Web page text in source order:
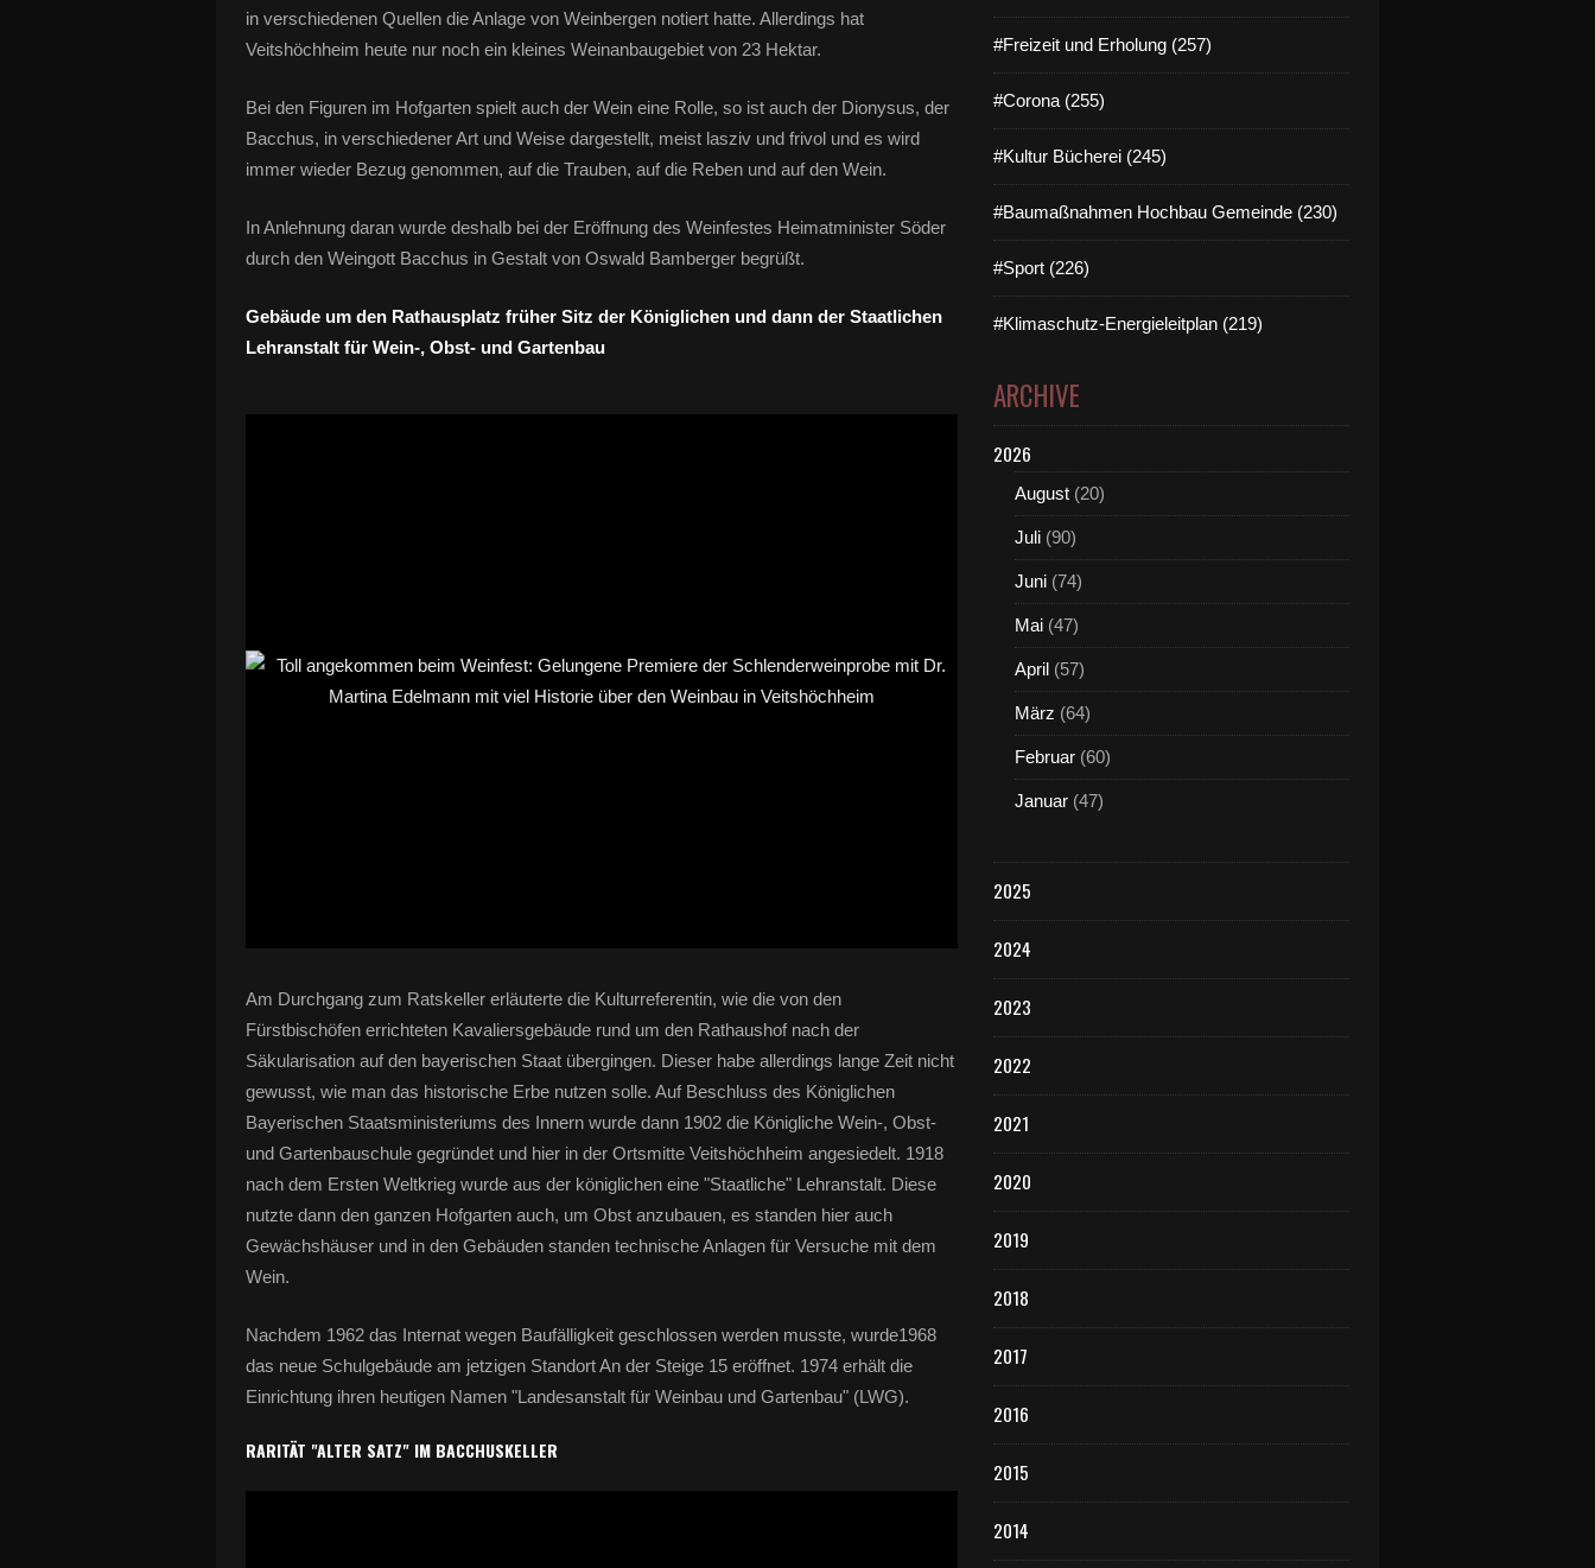
in verschiedenen Quellen die Anlage von Weinbergen notiert hatte. Allerdings hat
Veitshöchheim heute nur noch ein kleines Weinanbaugebiet von 23 Hektar.
Bei den Figuren im Hofgarten spielt auch der Wein eine Rolle, so ist auch der Dionysus, der
Bacchus, in verschiedener Art und Weise dargestellt, meist lasziv und frivol und es wird
immer wieder Bezug genommen, auf die Trauben, auf die Reben und auf den Wein.
In Anlehnung daran wurde deshalb bei der Eröffnung des Weinfestes Heimatminister Söder
durch den Weingott Bacchus in Gestalt von Oswald Bamberger begrüßt.
Gebäude um den Rathausplatz früher Sitz der Königlichen und dann der Staatlichen
Lehranstalt für Wein-, Obst- und Gartenbau
Am Durchgang zum Ratskeller erläuterte die Kulturreferentin, wie die von den
Fürstbischöfen errichteten Kavaliersgebäude rund um den Rathaushof nach der
Säkularisation auf den bayerischen Staat übergingen. Dieser habe allerdings lange Zeit nicht
gewusst, wie man das historische Erbe nutzen solle. Auf Beschluss des Königlichen
Bayerischen Staatsministeriums des Innern wurde dann 1902 die Königliche Wein-, Obst-
und Gartenbauschule gegründet und hier in der Ortsmitte Veitshöchheim angesiedelt. 1918
nach dem Ersten Weltkrieg wurde aus der königlichen eine "Staatliche" Lehranstalt. Diese
nutzte dann den ganzen Hofgarten auch, um Obst anzubauen, es standen hier auch
Gewächshäuser und in den Gebäuden standen technische Anlagen für Versuche mit dem
Wein.
Nachdem 1962 das Internat wegen Baufälligkeit geschlossen werden musste, wurde1968
das neue Schulgebäude am jetzigen Standort An der Steige 15 eröffnet. 1974 erhält die
Einrichtung ihren heutigen Namen "Landesanstalt für Weinbau und Gartenbau" (LWG).
RARITÄT "ALTER SATZ" IM BACCHUSKELLER
#Freizeit und Erholung (257)
#Corona (255)
#Kultur Bücherei (245)
#Baumaßnahmen Hochbau Gemeinde (230)
#Sport (226)
#Klimaschutz-Energieleitplan (219)
ARCHIVE
2026
August (20)
Juli (90)
Juni (74)
Mai (47)
April (57)
März (64)
Februar (60)
Januar (47)
2025
2024
2023
2022
2021
2020
2019
2018
2017
2016
2015
2014